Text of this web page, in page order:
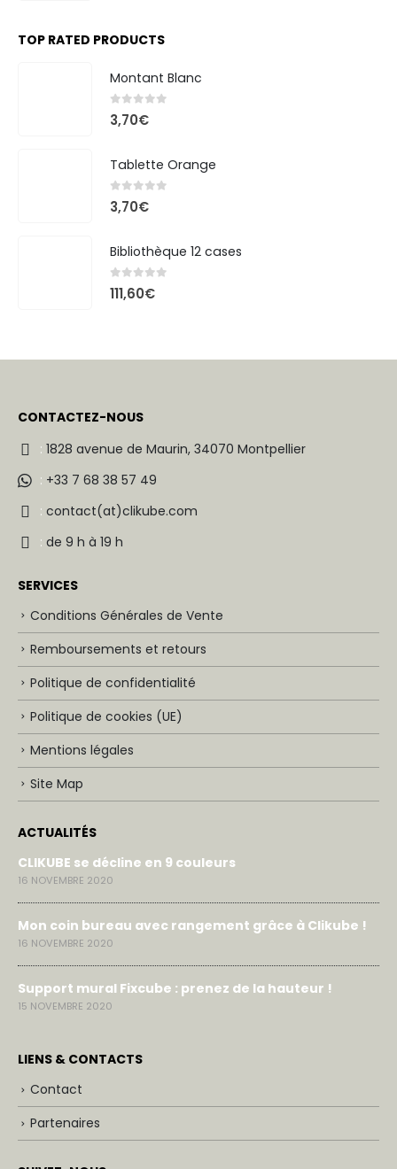
TOP RATED PRODUCTS
Montant Blanc
0 out of 5
3,70€
Tablette Orange
0 out of 5
3,70€
Bibliothèque 12 cases
0out of 5
111,60€
CONTACTEZ-NOUS
: 1828 avenue de Maurin, 34070 Montpellier
: +33 7 68 38 57 49
: contact(at)clikube.com
: de 9 h à 19 h
SERVICES
Conditions Générales de Vente
Remboursements et retours
Politique de confidentialité
Politique de cookies (UE)
Mentions légales
Site Map
ACTUALITÉS
CLIKUBE se décline en 9 couleurs
16 NOVEMBRE 2020
Mon coin bureau avec rangement grâce à Clikube !
16 NOVEMBRE 2020
Support mural Fixcube : prenez de la hauteur !
15 NOVEMBRE 2020
LIENS & CONTACTS
Contact
Partenaires